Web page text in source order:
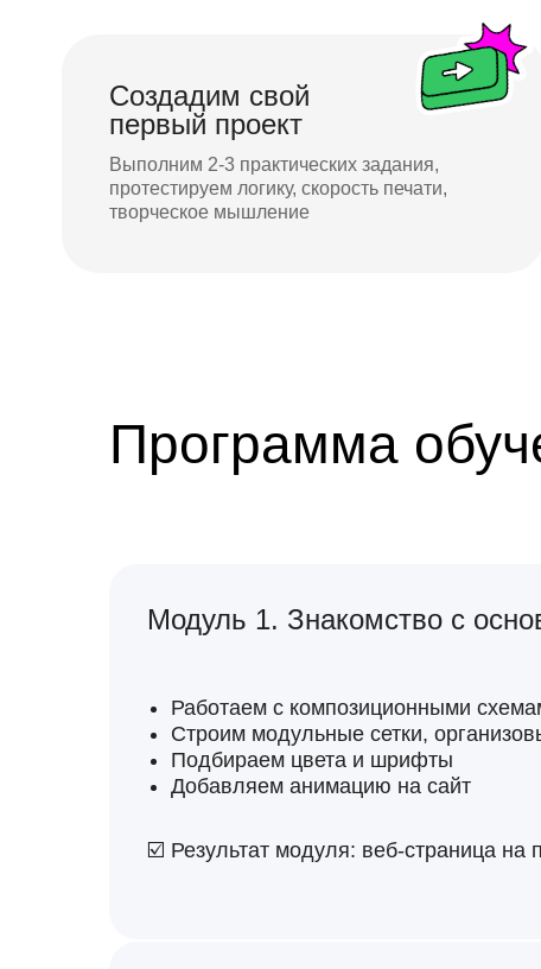
Создадим свой
первый проект
Выполним 2-3 практических задания,
протестируем логику, скорость печати,
творческое мышление
Программа
Модуль 1. Знакомство с
Работаем с композиционными
Строим модульные сетки,
Подбираем цвета и шрифты
Добавляем анимацию на сайт
☑️ Результат модуля: веб-страница на